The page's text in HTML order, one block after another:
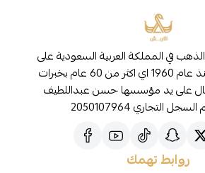
في المملكة العربية السعودية على
مستوى الخليج منذ عام 1960 اي اكثر من 60 عام بخبرات
على يد مؤسسها حسن عبداللطيف
التجاري 2050107964
روابط تهمك